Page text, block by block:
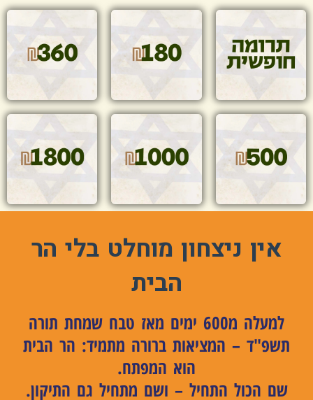
אין ניצחון מוחלט בלי הר
הבית
למעלה מ600 ימים מאז טבח שמחת תורה
תשפ"ד – המציאות ברורה מתמיד: הר הבית
הוא המפתח.
שם הכול התחיל – ושם מתחיל גם התיקון.